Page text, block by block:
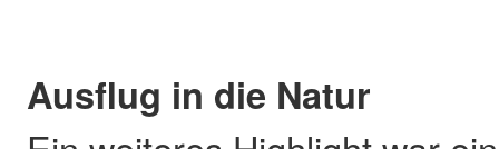
Ausflug in die Natur